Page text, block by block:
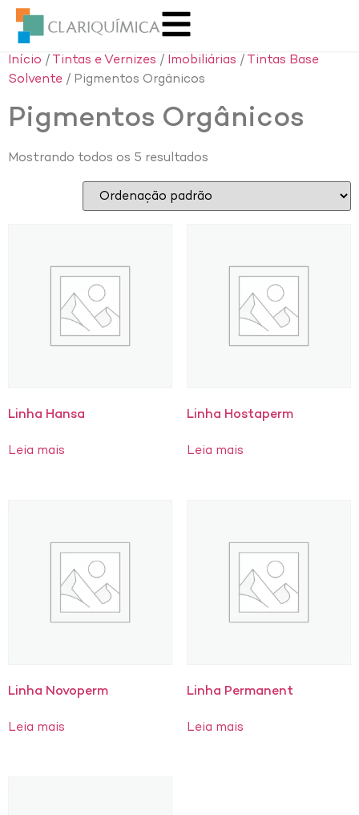
Início / Tintas e Vernizes / Imobiliárias / Tintas Base
Solvente / Pigmentos Orgânicos
Pigmentos Orgânicos
Mostrando todos os 5 resultados
Linha Hansa
Leia mais
Linha Hostaperm
Leia mais
Linha Novoperm
Leia mais
Linha Permanent
Leia mais